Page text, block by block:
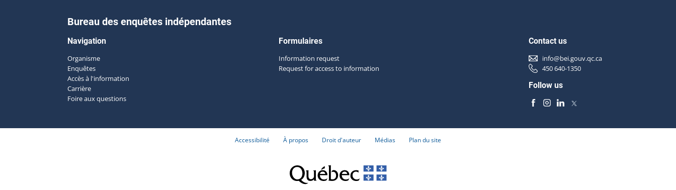
Bureau des enquêtes indépendantes
Navigation
Organisme
Enquêtes
Accès à l'information
Carrière
Foire aux questions
Formulaires
Information request
Request for access to information
Contact us
info@bei.gouv.qc.ca
450 640-1350
Follow us
Accessibilité À propos Droit d'auteur Médias Plan du site